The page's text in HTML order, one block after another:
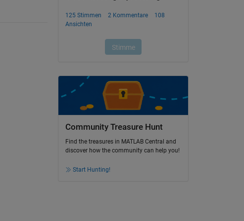
Community Treasure Hunt
Find the treasures in MATLAB Central and
discover how the community can help you!
Start Hunting!